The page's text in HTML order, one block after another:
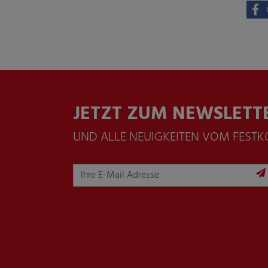
JETZT ZUM
UND ALLE NEUIGKEITEN VOM